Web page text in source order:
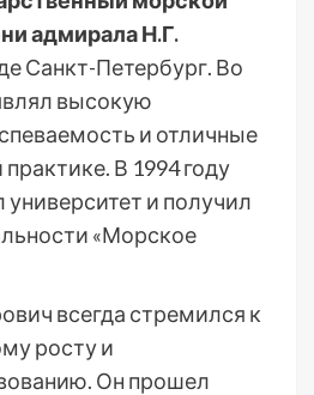
адмирала Н.Г.
Санкт-Петербург. Во
высокую
и отличные
В 1994 году
и получил
«Морское
всегда стремился к
росту и
Он прошел